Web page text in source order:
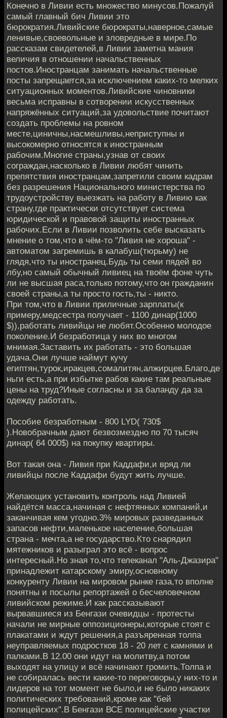
Конечно в Ливии есть множество минусов.Пожалуй
самый главный бич Ливии это
бюрократия.Ливийские бюрократы,наверное,самые
ленивые,своевольные и зловредные в мире.По
рассказам свидетелей,в Ливии заметна мания
величия в отношении начальственных
постов.Иностранцам занимать начальственные
посты запрещается,за исключением каких-то мелких
ситуационных моментов.Ливийские чиновники
весьма исправны в сотворении искусственных
напряжённых ситуаций,за удовольствие почитают
создать проблемы на ровном
месте,циничны,насмешливы,неприступны и
высокомерно относятся к иностранным
рабочим.Многие страны,узнав от своих
сограждан,насколько в Ливии любят чинить
препятствия иностранцам,запретили своим кадрам
без разрешения Национального министерства по
трудоустройству выезжать на работу в Ливию как
страну,где практически отсутствует система
юридической и правовой защиты иностранных
рабочих.Если в Ливии позволить себе высказать
мнение о том,что в чём-то "Ливия не хороша" -
автоматом загремишь в калабуш(тюрьму) не
глядя,что ты иностранец.Будь ты семи пядей во
лбу,но самый обычный ливиец на твоём фоне чуть
ли не высшая раса,только потому,что он гражданин
своей страны,а ты просто гость,ты - никто.
При том,что в Ливии приличные зарплаты(к
примеру,медсестра получает - 1100 динар(1000
$)),работать ливийцы не любят.Особенно молодое
поколение.И безработица у них во многом
мнимая.Заставить их работать - это большая
удача.Они лучше наймут кучу
египтян,турок,иракцев,сомалитян,алжирцев.Благо,де
ньги есть,а при избытке рабов какие там реальные
цены на труд?Иные согласны и за баланду да за
одежду работать.
Пособие безработным - 800 LYD( 730$
).Новобрачным дают безвозмездно по 70 тысяч
динар( 64 000$) на покупку квартиры.
Вот такая она - Ливия при Каддафи,и вряд ли
ливийцы после Каддафи будут жить лучше.
Желающих установить контроль над Ливией
найдётся масса,начиная с нефтянных компаний,и
заканчивая кем угодно.3% мировых разведанных
запасов нефти,маленькое население,большая
страна - мечта,а не государство.Кто снарядил
мятежников и разыграл это всё - вопрос
интересный.Но зная то,что телеканал "Аль-Джазира"
принадлежит катарскому эмиру,основному
конкуренту Ливии на мировом рынке газа,то вполне
понятны и посылы репортажей о бесчеловечном
ливийском режиме.И как рассказывают
вырвавшиеся из Бенгази очевидцы - протесты
начали не мирные оппозиционеры,которые стоят с
плакатами и ждут решения,а разъяренная толпа
неуправляемых подростков 18 - 20 лет с камнями и
палками.В 12.00 они идут на молитву,а потом
выходят на улицу и всё начинают громить.Толпа и
не собиралась вести какие-то переговоры,у них-то и
лидеров на тот момент не было,и не было никаких
политических требований,кроме как "бей
полицейских".В Бенгази ВСЕ полицейские участки